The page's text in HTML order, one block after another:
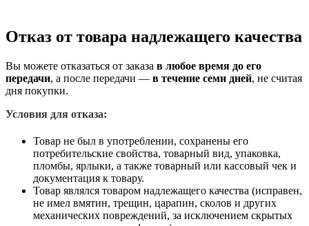
Отказ от товара надлежащего качества
Вы можете отказаться от заказа в любое время до его
передачи, а после передачи — в течение семи дней, не считая
дня покупки.
Условия для отказа:
Товар не был в употреблении, сохранены его
потребительские свойства, товарный вид, упаковка,
пломбы, ярлыки, а также товарный или кассовый чек и
документация к товару.
Товар являлся товаром надлежащего качества (исправен,
не имел вмятин, трещин, царапин, сколов и других
механических повреждений, за исключением скрытых